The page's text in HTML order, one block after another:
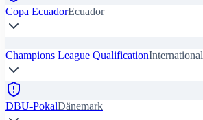
Copa EcuadorEcuador
Champions League QualificationInternational
DBU-PokalDänemark